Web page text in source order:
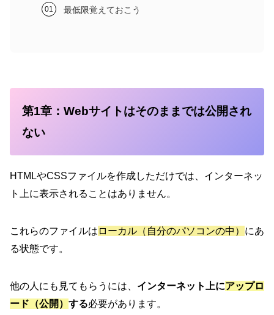
最低限覚えておこう
第1章：Webサイトはそのままでは公開され
ない
HTMLやCSSファイルを作成しただけでは、インターネッ
ト上に表示されることはありません。
これらのファイルは ローカル（自分のパソコンの中） にあ
る状態です。
他の人にも見てもらうには、 インターネット上にアップロ
ード（公開） する必要があります。